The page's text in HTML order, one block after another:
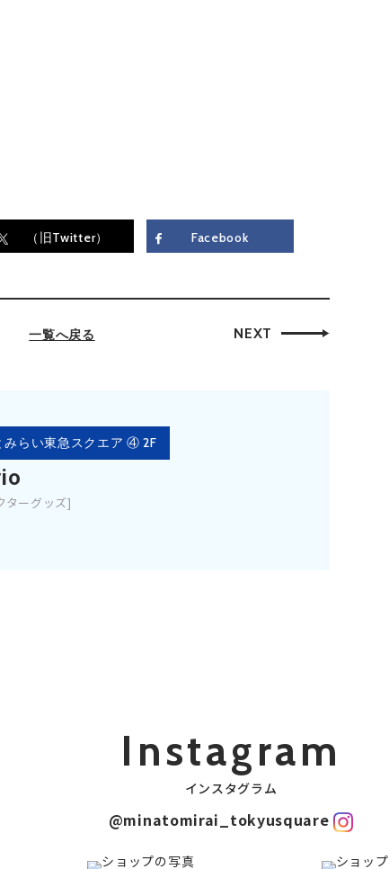
（旧Twitter） Facebook
一覧へ戻る NEXT
みらい東急スクエア ④ 2F
ターグッズ]
Instagram
インスタグラム
@minatomirai_tokyusquare